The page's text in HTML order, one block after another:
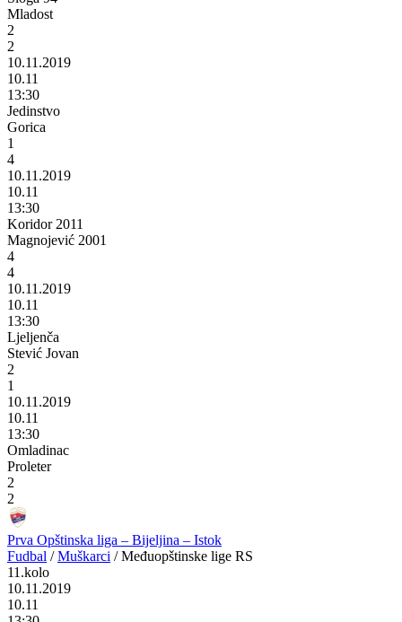
Mladost
2
2
10.11.2019
10.11
13:30
Jedinstvo
Gorica
1
4
10.11.2019
10.11
13:30
Koridor 2011
Magnojević 2001
4
4
10.11.2019
10.11
13:30
Ljeljenča
Stević Jovan
2
1
10.11.2019
10.11
13:30
Omladinac
Proleter
2
2
Prva Opštinska liga – Bijeljina – Istok
Fudbal / Muškarci / Međuopštinske lige RS
11.kolo
10.11.2019
10.11